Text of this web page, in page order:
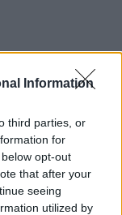
Information
third parties, or
for
opt-out
that after your
seeing
utilized by